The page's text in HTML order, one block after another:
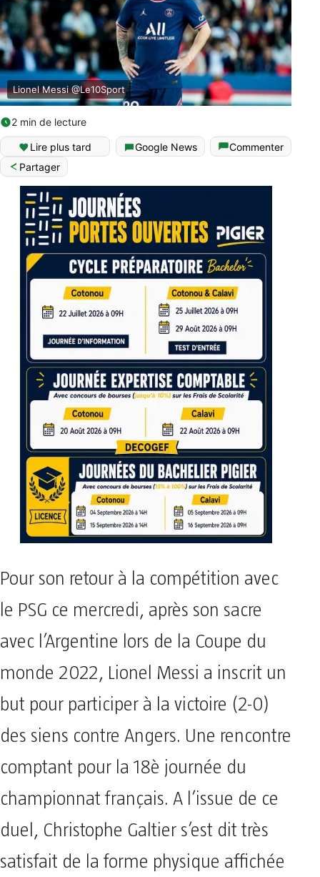
Lionel Messi @Le10Sport
2 min de lecture
Lire plus tard Google News
Commenter
Partager
Pour son retour à la compétition avec
le PSG ce mercredi, après son sacre
avec l’Argentine lors de la Coupe du
monde 2022, Lionel Messi a inscrit un
but pour participer à la victoire (2-0)
des siens contre Angers. Une rencontre
comptant pour la 18è journée du
championnat français. A l’issue de ce
duel, Christophe Galtier s’est dit très
satisfait de la forme physique affichée